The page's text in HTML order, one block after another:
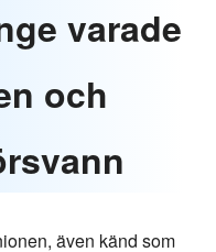
varade
och
även känd som